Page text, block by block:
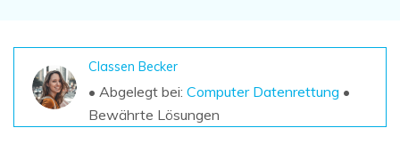
Weitere Produkte
Repairit - Datenreparatur
Classen Becker
• Abgelegt bei: Computer Datenrettung •
Bewährte Lösungen